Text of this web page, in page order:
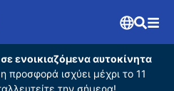
ενοικιαζόμενα αυτοκίνητα
προσφορά ισχύει μέχρι το 11
την σήμερα!